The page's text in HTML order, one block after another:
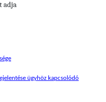
adja
ügyhöz kapcsolódó